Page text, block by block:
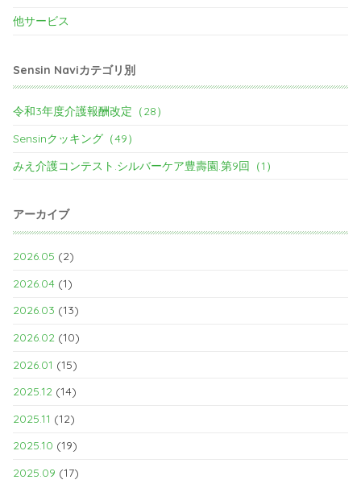
他サービス
Sensin Naviカテゴリ別
令和3年度介護報酬改定（28）
Sensinクッキング（49）
みえ介護コンテスト.シルバーケア豊壽園.第9回（1）
アーカイブ
2026.05 (2)
2026.04 (1)
2026.03 (13)
2026.02 (10)
2026.01 (15)
2025.12 (14)
2025.11 (12)
2025.10 (19)
2025.09 (17)